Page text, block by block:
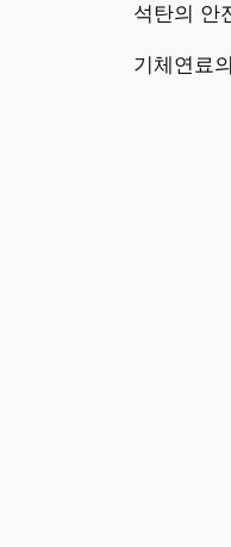
석탄의 안
기체연료